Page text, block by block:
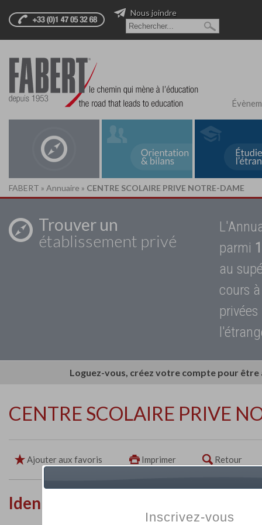
Nous joindre
FABERT » Annuaire » CENTRE SCOLAIRE PRIVE NOTRE-DAME
Trouver un
établissement privé
parmi
au
cours
Loguez-vous, créez votre compte pour
CENTRE SCOLAIRE PRIVE
Ajouter aux favoris Imprimer Retour
Identité de l'établissement
Inscrivez-vous